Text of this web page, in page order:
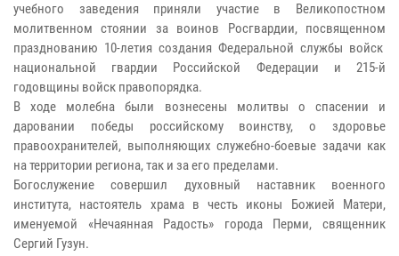
учебного заведения приняли участие в Великопостном
молитвенном стоянии за воинов Росгвардии, посвященном
празднованию 10-летия создания Федеральной службы войск
национальной гвардии Российской Федерации и 215-й
годовщины войск правопорядка.
В ходе молебна были вознесены молитвы о спасении и
даровании победы российскому воинству, о здоровье
правоохранителей, выполняющих служебно-боевые задачи как
на территории региона, так и за его пределами.
Богослужение совершил духовный наставник военного
института, настоятель храма в честь иконы Божией Матери,
именуемой «Нечаянная Радость» города Перми, священник
Сергий Гузун.